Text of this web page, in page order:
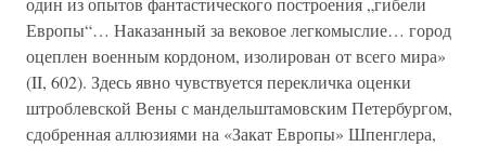
Европы“… Наказанный за вековое легкомыслие… город
оцеплен военным кордоном, изолирован от всего мира»
(II, 602). Здесь явно чувствуется перекличка оценки
штроблевской Вены с мандельштамовским Петербургом,
сдобренная аллюзиями на «Закат Европы» Шпенглера,